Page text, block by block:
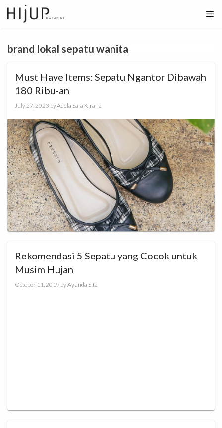
Skip
to
content
brand lokal sepatu wanita
Must Have Items: Sepatu Ngantor Dibawah
180 Ribu-an
July 27, 2023 byAdela Safa Kirana
Rekomendasi 5 Sepatu yang Cocok untuk
Musim Hujan
October 11, 2019 byAyunda Sita